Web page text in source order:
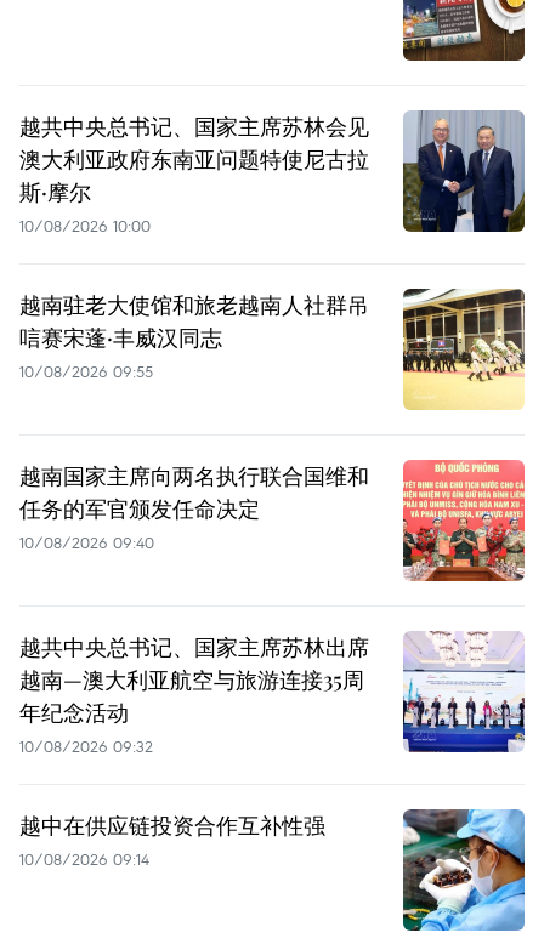
越共中央总书记、国家主席苏林会见
澳大利亚政府东南亚问题特使尼古拉
斯·摩尔
10/08/2026 10:00
越南驻老大使馆和旅老越南人社群吊
唁赛宋蓬·丰威汉同志
10/08/2026 09:55
越南国家主席向两名执行联合国维和
任务的军官颁发任命决定
10/08/2026 09:40
越共中央总书记、国家主席苏林出席
越南—澳大利亚航空与旅游连接35周
年纪念活动
10/08/2026 09:32
越中在供应链投资合作互补性强
10/08/2026 09:14